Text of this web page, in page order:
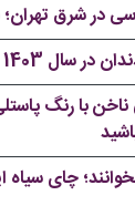
در شرق
1403 چقدر است؟
ناخن با رنگ
چای سیاه